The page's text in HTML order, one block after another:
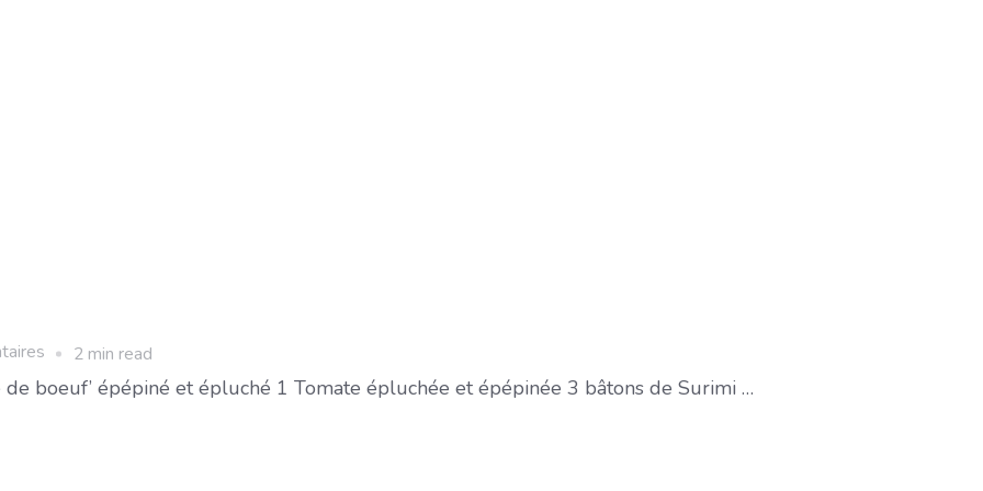
sur
Salade
2 min read
boeuf’ épépiné et épluché 1 Tomate épluchée et épépinée 3 bâtons de Surimi …